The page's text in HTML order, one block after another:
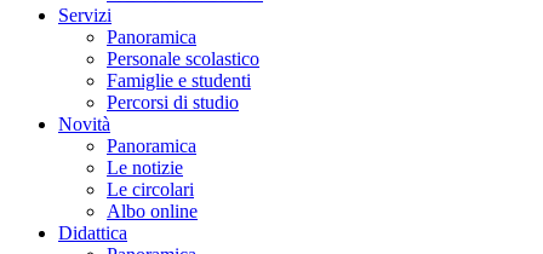
Servizi
Panoramica
Personale scolastico
Famiglie e studenti
Percorsi di studio
Novità
Panoramica
Le notizie
Le circolari
Albo online
Didattica